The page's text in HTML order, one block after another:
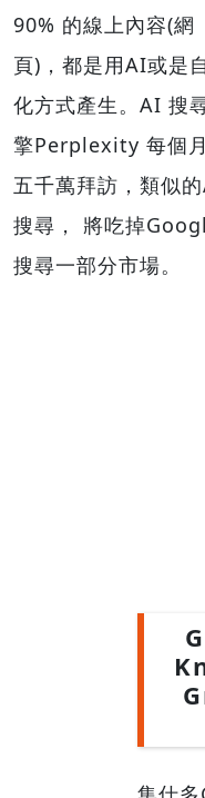
90% 的線上內容(網
頁)，都是用AI或是
化方式產生。AI 搜
擎Perplexity 每個
五千萬拜訪，類似
搜尋， 將吃掉
搜尋一部分市場。